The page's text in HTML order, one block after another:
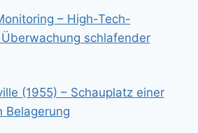
– High-Tech-
schlafender
(1955) – Schauplatz einer
Belagerung